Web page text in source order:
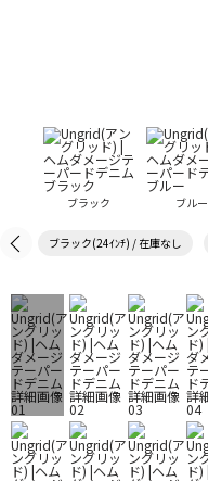
ブラック ブルー
ブラック(24ｲﾝﾁ) / 在庫なし